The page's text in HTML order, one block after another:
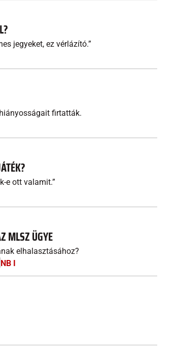
jegyeket, ez vérlázító.”
firtatták.
e ott valamit.”
MLSZ ÜGYE
elhalasztásához?
NB I